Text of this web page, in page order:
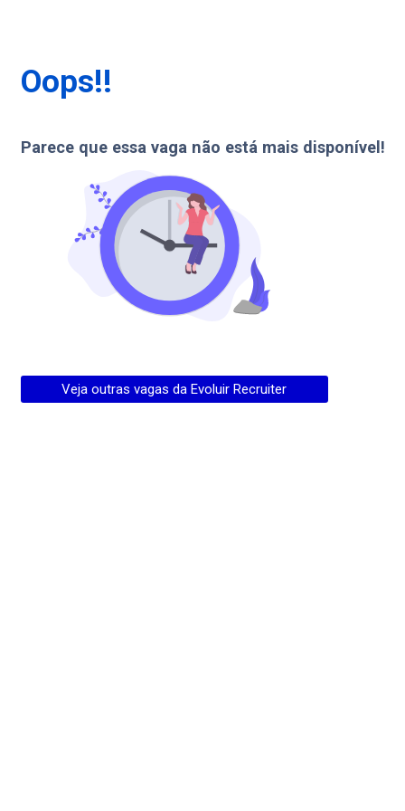
Oops!!
Parece que essa vaga não está mais disponível!
Veja outras vagas da Evoluir Recruiter